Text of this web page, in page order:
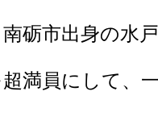
砺市出身の水
満員にして、